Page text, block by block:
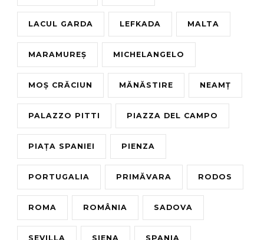
LACUL GARDA LEFKADA MALTA
MARAMUREȘ MICHELANGELO
MOȘ CRĂCIUN MĂNĂSTIRE NEAMȚ
PALAZZO PITTI PIAZZA DEL CAMPO
PIAȚA SPANIEI PIENZA
PORTUGALIA PRIMĂVARA RODOS
ROMA ROMÂNIA SADOVA
SEVILLA SIENA SPANIA